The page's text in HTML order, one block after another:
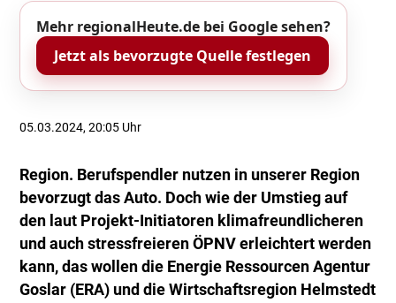
Mehr regionalHeute.de bei Google sehen?
Jetzt als bevorzugte Quelle festlegen
05.03.2024, 20:05 Uhr
Region. Berufspendler nutzen in unserer Region
bevorzugt das Auto. Doch wie der Umstieg auf
den laut Projekt-Initiatoren klimafreundlicheren
und auch stressfreieren ÖPNV erleichtert werden
kann, das wollen die Energie Ressourcen Agentur
Goslar (ERA) und die Wirtschaftsregion Helmstedt